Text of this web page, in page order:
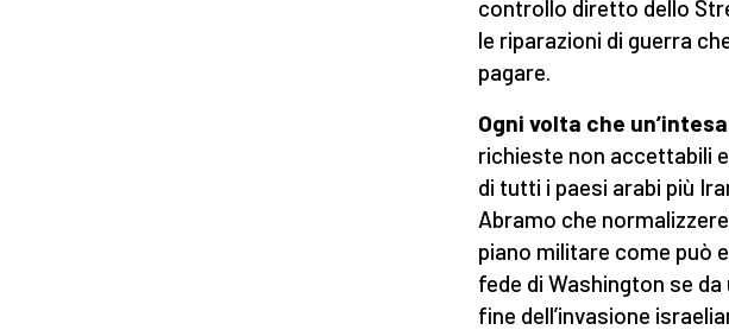
controllo diretto dello
le riparazioni di guerra
pagare.
Ogni volta che
richieste non accettabili
di tutti i paesi arabi più
Abramo che
piano militare come può
fede di Washington se
fine dell’invasione